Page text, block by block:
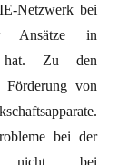
Netzwerk bei
Ansätze in
hat. Zu den
Förderung von
bei der
nicht bei